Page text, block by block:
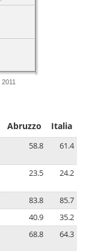
2011
Abruzzo Italia
58.8 61.4
23.5 24.2
83.8
85.7
40.9
35.2
68.8 64.3